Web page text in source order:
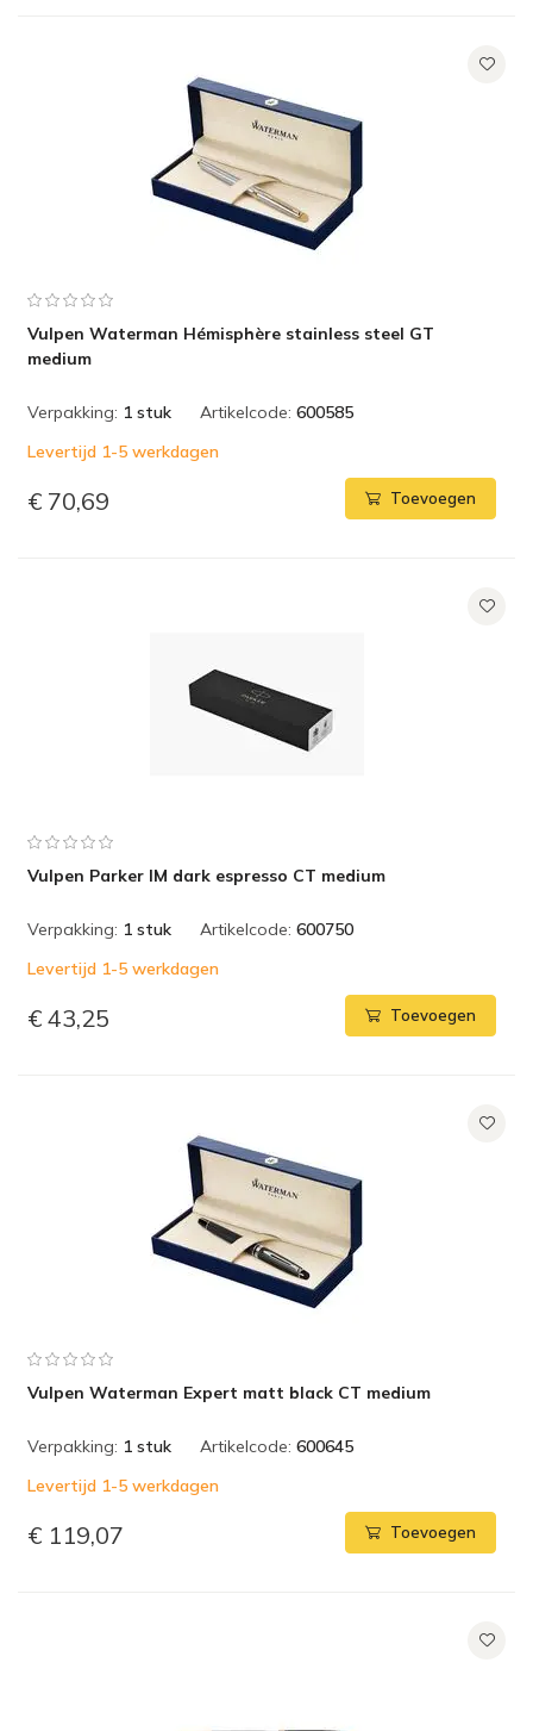
Vulpen Waterman Hémisphère stainless steel GT
medium
Verpakking: 1 stuk Artikelcode: 600585
Levertijd 1-5 werkdagen
€ 70,69 Toevoegen
Vulpen Parker IM dark espresso CT medium
Verpakking: 1 stuk Artikelcode: 600750
Levertijd 1-5 werkdagen
€ 43,25 Toevoegen
Vulpen Waterman Expert matt black CT medium
Verpakking: 1 stuk Artikelcode: 600645
Levertijd 1-5 werkdagen
€ 119,07 Toevoegen